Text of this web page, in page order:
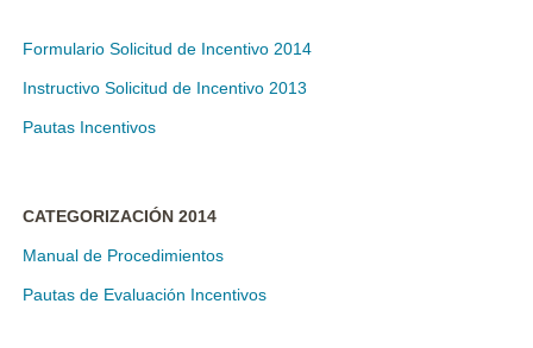
Formulario Solicitud de Incentivo 2014
Instructivo Solicitud de Incentivo 2013
Pautas Incentivos
CATEGORIZACIÓN 2014
Manual de Procedimientos
Pautas de Evaluación Incentivos